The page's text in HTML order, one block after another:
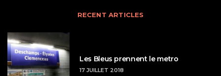
RECENT ARTICLES
Les Bleus prennent le metro
17 JUILLET 2018